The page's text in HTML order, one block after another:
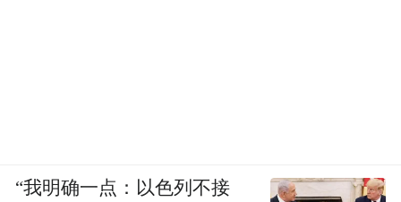
“我明确一点：以色列不接